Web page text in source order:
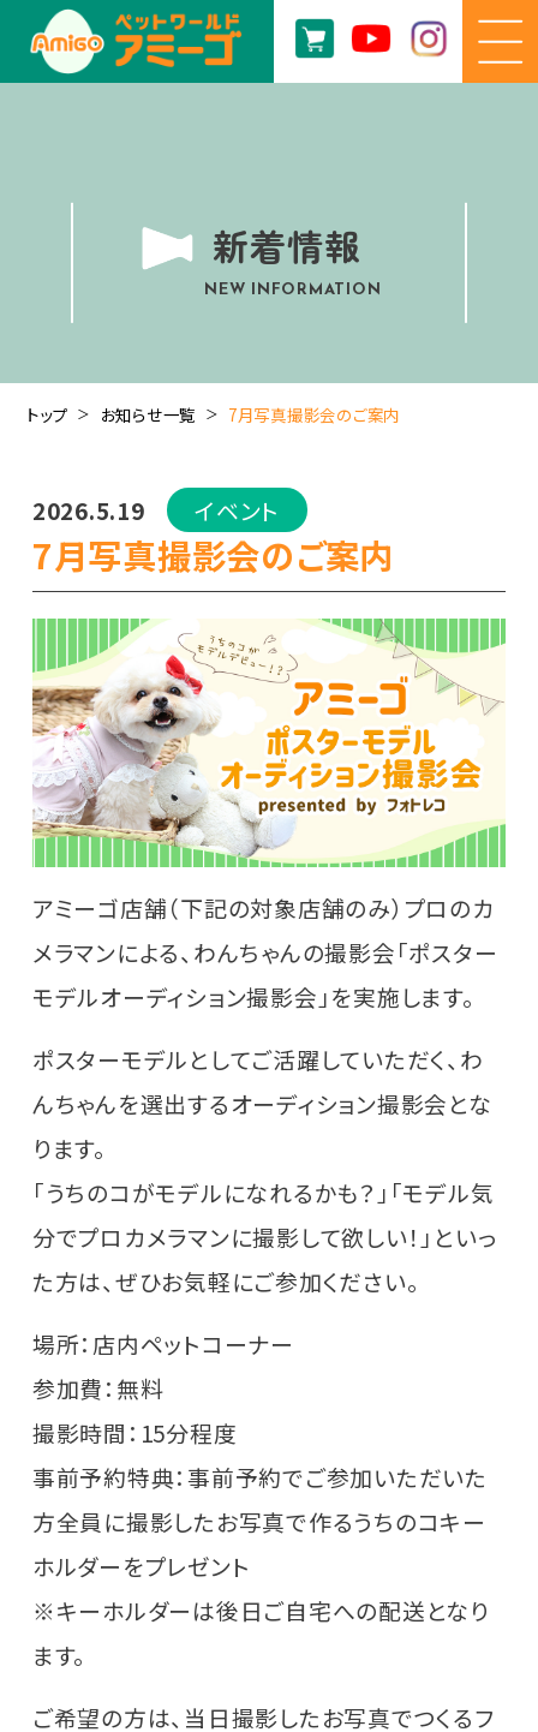
新着情報
NEW INFORMATION
トップ お知らせ一覧 7月写真撮影会のご案内
2026.5.19 イベント
7月写真撮影会のご案内
アミーゴ店舗（下記の対象店舗のみ）プロのカ
メラマンによる、わんちゃんの撮影会「ポスター
モデルオーディション撮影会」を実施します。
ポスターモデルとしてご活躍していただく、わ
んちゃんを選出するオーディション撮影会とな
ります。
「うちのコがモデルになれるかも？」「モデル気
分でプロカメラマンに撮影して欲しい！」といっ
た方は、ぜひお気軽にご参加ください。
場所：店内ペットコーナー
参加費：無料
撮影時間：15分程度
事前予約特典：事前予約でご参加いただいた
方全員に撮影したお写真で作るうちのコキー
ホルダーをプレゼント
※キーホルダーは後日ご自宅への配送となり
ます。
ご希望の方は、当日撮影したお写真でつくるフ